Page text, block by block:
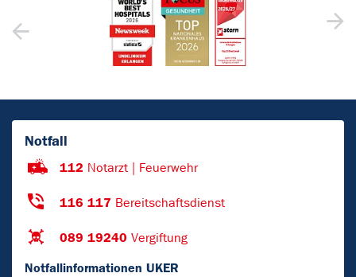
Notfall
112 Notarzt | Feuerwehr
116 117 Bereitschaftsdienst
089 19240 Vergiftung
Notfallinformationen UKER